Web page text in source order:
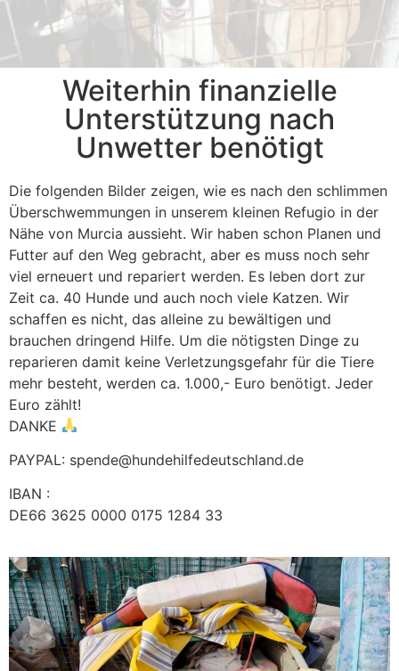
Weiterhin finanzielle
Unterstützung nach
Unwetter benötigt
Die folgenden Bilder zeigen, wie es nach den schlimmen
Überschwemmungen in unserem kleinen Refugio in der
Nähe von Murcia aussieht. Wir haben schon Planen und
Futter auf den Weg gebracht, aber es muss noch sehr
viel erneuert und repariert werden. Es leben dort zur
Zeit ca. 40 Hunde und auch noch viele Katzen. Wir
schaffen es nicht, das alleine zu bewältigen und
brauchen dringend Hilfe. Um die nötigsten Dinge zu
reparieren damit keine Verletzungsgefahr für die Tiere
mehr besteht, werden ca. 1.000,- Euro benötigt. Jeder
Euro zählt!
DANKE
PAYPAL: spende@hundehilfedeutschland.de
IBAN :
DE66 3625 0000 0175 1284 33